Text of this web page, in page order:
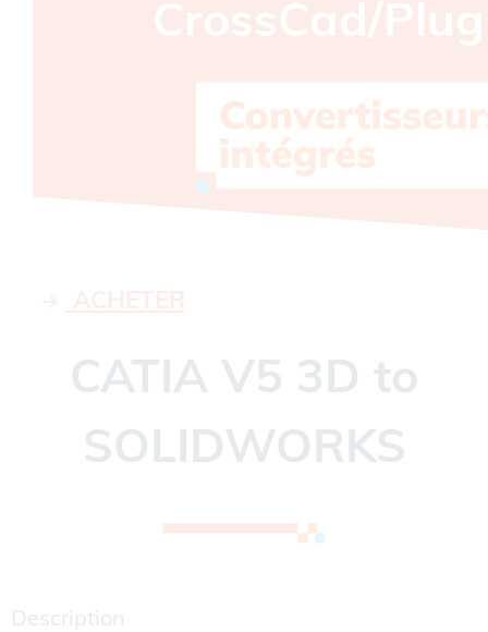
CATIA V5 3D to
SOLIDWORKS
Description